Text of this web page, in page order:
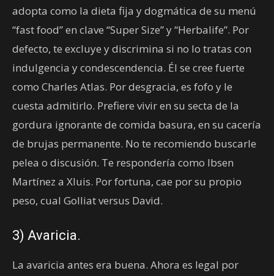
adopta como la dieta fija y dogmática de su menú
“fast food” en clave “Super Size” y “Herbalife”. Por
defecto, te excluye y discrimina si no lo tratas con
indulgencia y condescendencia. Él se cree fuerte
como Charles Atlas. Por desgracia, es fofo y le
cuesta admitirlo. Prefiere vivir en su secta de la
gordura ignorante de comida basura, en su cacería
de brujas permanente. No te recomiendo buscarle
pelea o discusión. Te respondería como Ibsen
Martínez a Xluis. Por fortuna, cae por su propio
peso, cual Golliat versus David.
3) Avaricia.
La avaricia antes era buena. Ahora es legal por